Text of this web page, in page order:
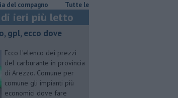
​Tutte le offerte di lavoro in provincia di
ieri più letto
gpl, ecco dove
Ecco l'elenco dei prezzi
del carburante in provincia
di Arezzo. Comune per
comune gli impianti più
economici dove fare